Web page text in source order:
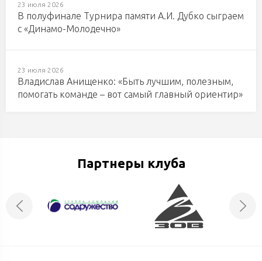
23 июля 2026
В полуфинале Турнира памяти А.И. Дубко сыграем
с «Динамо-Молодечно»
23 июля 2026
Владислав Анищенко: «Быть лучшим, полезным,
помогать команде – вот самый главный ориентир»
3 июля - День Независимости Республики
Беларусь!
Партнеры клуба